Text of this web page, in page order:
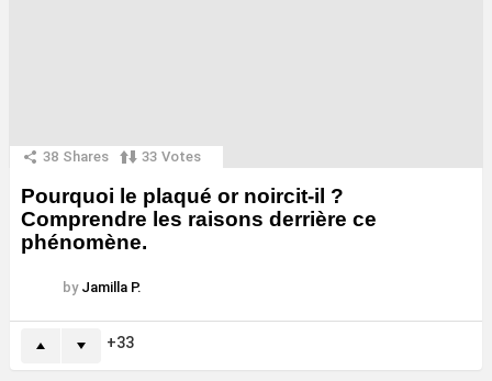
38 Shares 33 Votes
Pourquoi le plaqué or noircit-il ?
Comprendre les raisons derrière ce
phénomène.
by Jamilla P.
33